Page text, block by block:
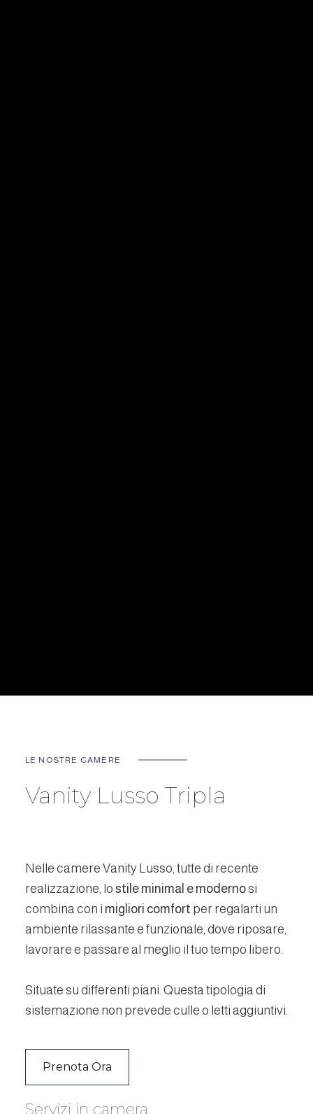
LE NOSTRE CAMERE
Vanity Lusso Tripla
Nelle camere Vanity Lusso, tutte di recente
realizzazione, lo stile minimal e modernosi
combina con i migliori comfort per regalarti un
ambiente rilassante e funzionale, dove riposare,
lavorare e passare al meglio il tuo tempo libero.
Situate su differenti piani. Questa tipologia di
sistemazione non prevede culle o letti aggiuntivi.
Prenota Ora
Servizi in camera